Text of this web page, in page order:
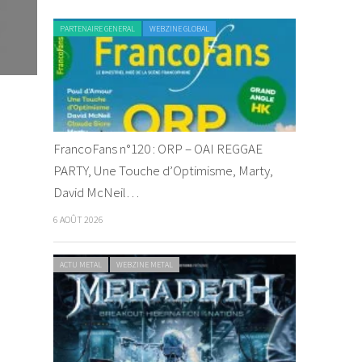
PARTENAIRE GENERAL WEBZINE GLOBAL
FrancoFans n°120 : ORP – OAI REGGAE
PARTY, Une Touche d’Optimisme, Marty,
David McNeil…
6 AOÛT 2026
ACTU METAL WEBZINE METAL